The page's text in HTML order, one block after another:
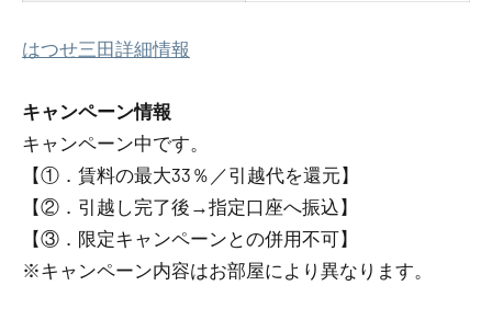
はつせ三田詳細情報
キャンペーン情報
キャンペーン中です。
【①．賃料の最大33％／引越代を還元】
【②．引越し完了後→指定口座へ振込】
【③．限定キャンペーンとの併用不可】
※キャンペーン内容はお部屋により異なります。